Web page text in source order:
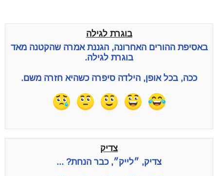
בוגרת לגילה
באסיפת ההורים האחרונה, הגננת אמרה שהקטנה מאד
בוגרת לגילה.
ככה, בכל אופן, הילדה סיפרה כשהיא חזרה משם.
צדיק
צדיק, ״לייק״, כבר הנחת? ...